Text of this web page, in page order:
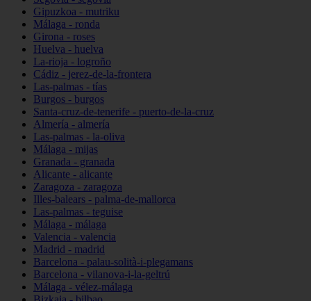
Gipuzkoa - mutriku
Málaga - ronda
Girona - roses
Huelva - huelva
La-rioja - logroño
Cádiz - jerez-de-la-frontera
Las-palmas - tías
Burgos - burgos
Santa-cruz-de-tenerife - puerto-de-la-cruz
Almería - almería
Las-palmas - la-oliva
Málaga - mijas
Granada - granada
Alicante - alicante
Zaragoza - zaragoza
Illes-balears - palma-de-mallorca
Las-palmas - teguise
Málaga - málaga
Valencia - valencia
Madrid - madrid
Barcelona - palau-solità-i-plegamans
Barcelona - vilanova-i-la-geltrú
Málaga - vélez-málaga